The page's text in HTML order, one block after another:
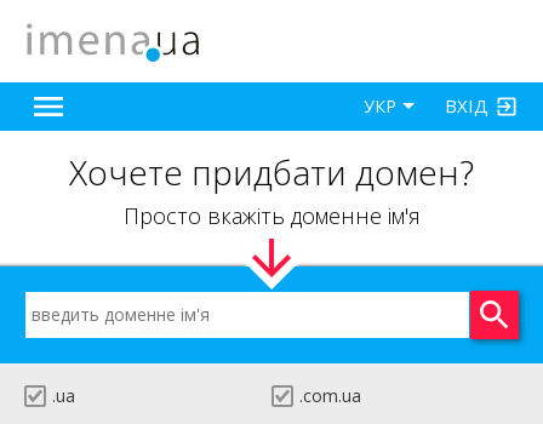
ВХІД
УКР
Хочете придбати домен?
Просто вкажіть доменне ім'я
.ua
.com.ua